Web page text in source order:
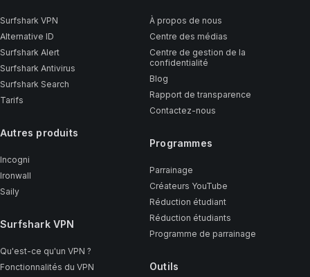
Surfshark VPN
Alternative ID
Surfshark Alert
Surfshark Antivirus
Surfshark Search
Tarifs
Autres produits
Incogni
Ironwall
Saily
Surfshark VPN
Qu'est-ce qu'un VPN ?
Fonctionnalités du VPN
À propos de nous
Centre des médias
Centre de gestion de la
confidentialité
Blog
Rapport de transparence
Contactez-nous
Programmes
Parrainage
Créateurs YouTube
Réduction étudiant
Réduction étudiants
Programme de parrainage
Outils